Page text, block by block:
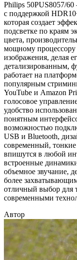
Philips 50PUS8057/
с поддержкой
которая создает
подсветке по краям
цвета,
мощному процессору
изображения, делая
детализированным,
работает на
популярным
YouTube и Amazon
голосовое
удобство
понятным
возможностью
USB и Bluetooth,
современный, тонкие
впишутся в любой
встроенные
объемное звучание,
более
отличный выбор для
современными
Автор